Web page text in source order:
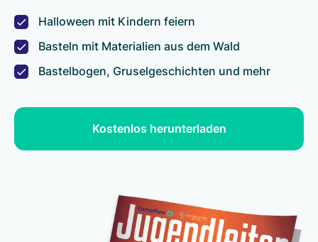
Halloween mit Kindern feiern
Basteln mit Materialien aus dem Wald
Bastelbogen, Gruselgeschichten und mehr
Kostenlos herunterladen